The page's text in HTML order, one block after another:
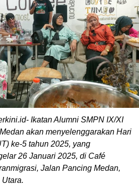
Ikatan Alumni SMPN IX/XI
akan menyelenggarakan Hari
ke-5 tahun 2025, yang
26 Januari 2025, di Café
Jalan Pancing Medan,